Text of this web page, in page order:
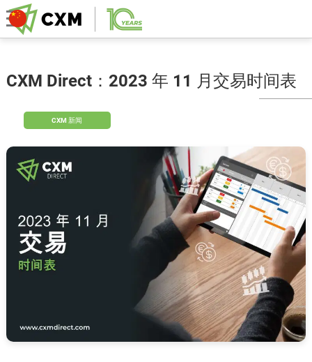
CXM Direct：2023 年 11 月交易时间表
CXM 新闻